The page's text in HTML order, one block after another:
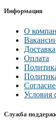
Информация
О
Доставка
Оплата
Условия
Служба